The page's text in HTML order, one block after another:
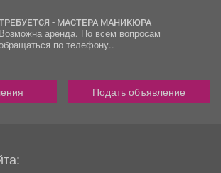
ТРЕБУЕТСЯ - МАСТЕРА МАНИКЮРА
Возможна аренда. По всем вопросам
по телефону..
Подать объявление